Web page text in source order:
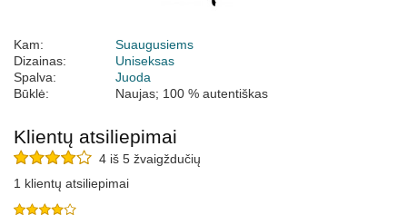
Kam:
Suaugusiems
Dizainas:
Uniseksas
Spalva:
Juoda
Būklė:
Naujas; 100 % autentiškas
Klientų atsiliepimai
4 iš 5 žvaigždučių
1 klientų atsiliepimai